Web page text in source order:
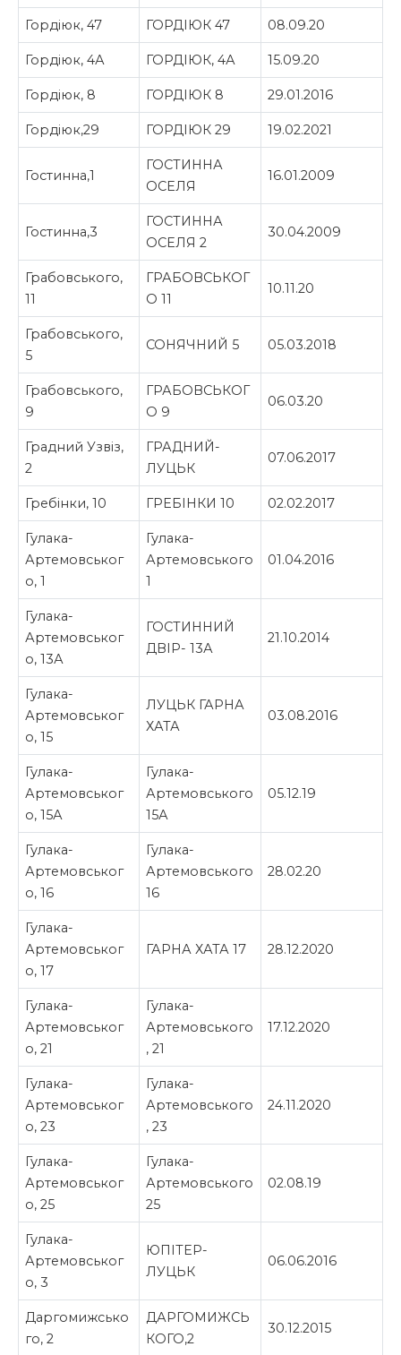
Гордіюк, 47 ГОРДІЮК 47 08.09.20
Гордіюк, 4А ГОРДІЮК, 4А 15.09.20
Гордіюк, 8 ГОРДІЮК 8 29.01.2016
Гордіюк,29 ГОРДІЮК 29 19.02.2021
Гостинна,1
ГОСТИННА
ОСЕЛЯ
16.01.2009
Гостинна,3
ГОСТИННА
ОСЕЛЯ 2
30.04.2009
Грабовського,
11
ГРАБОВСЬКОГ
О 11
10.11.20
Грабовського,
5
СОНЯЧНИЙ 5 05.03.2018
Грабовського,
9
ГРАБОВСЬКОГ
О 9
06.03.20
Градний Узвіз,
2
ГРАДНИЙ-
ЛУЦЬК
07.06.2017
Гребінки, 10 ГРЕБІНКИ 10 02.02.2017
Гулака-
Артемовськог
о, 1
Гулака-
Артемовського
1
01.04.2016
Гулака-
Артемовськог
о, 13А
ГОСТИННИЙ
ДВІР- 13А
21.10.2014
Гулака-
Артемовськог
о, 15
ЛУЦЬК ГАРНА
ХАТА
03.08.2016
Гулака-
Артемовськог
о, 15А
Гулака-
Артемовського
15А
05.12.19
Гулака-
Артемовськог
о, 16
Гулака-
Артемовського
16
28.02.20
Гулака-
Артемовськог
о, 17
ГАРНА ХАТА 17 28.12.2020
Гулака-
Артемовськог
о, 21
Гулака-
Артемовського
, 21
17.12.2020
Гулака-
Артемовськог
о, 23
Гулака-
Артемовського
, 23
24.11.2020
Гулака-
Артемовськог
о, 25
Гулака-
Артемовського
25
02.08.19
Гулака-
Артемовськог
о, 3
ЮПІТЕР-
ЛУЦЬК
06.06.2016
Даргомижсько
го, 2
ДАРГОМИЖСЬ
КОГО,2
30.12.2015